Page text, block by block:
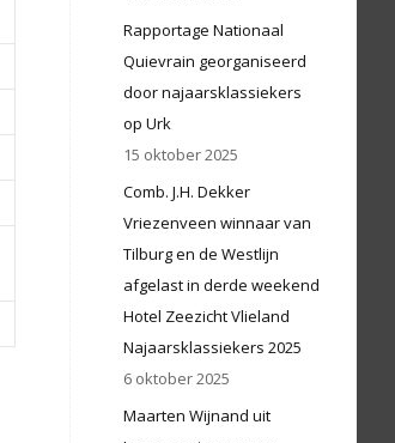
Rapportage Nationaal
Quievrain georganiseerd
door najaarsklassiekers
op Urk
15 oktober 2025
Comb. J.H. Dekker
Vriezenveen winnaar van
Tilburg en de Westlijn
afgelast in derde weekend
Hotel Zeezicht Vlieland
Najaarsklassiekers 2025
6 oktober 2025
Maarten Wijnand uit